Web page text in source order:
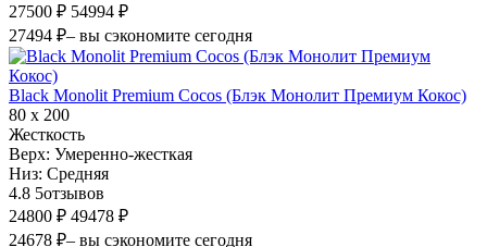
27500 ₽ 54994 ₽
27494 ₽– вы сэкономите сегодня
Black Monolit Premium Cocos (Блэк Монолит Премиум Кокос)
80 х 200
Жесткость
Верх: Умеренно-жесткая
Низ: Средняя
4.8 5отзывов
24800 ₽ 49478 ₽
24678 ₽– вы сэкономите сегодня